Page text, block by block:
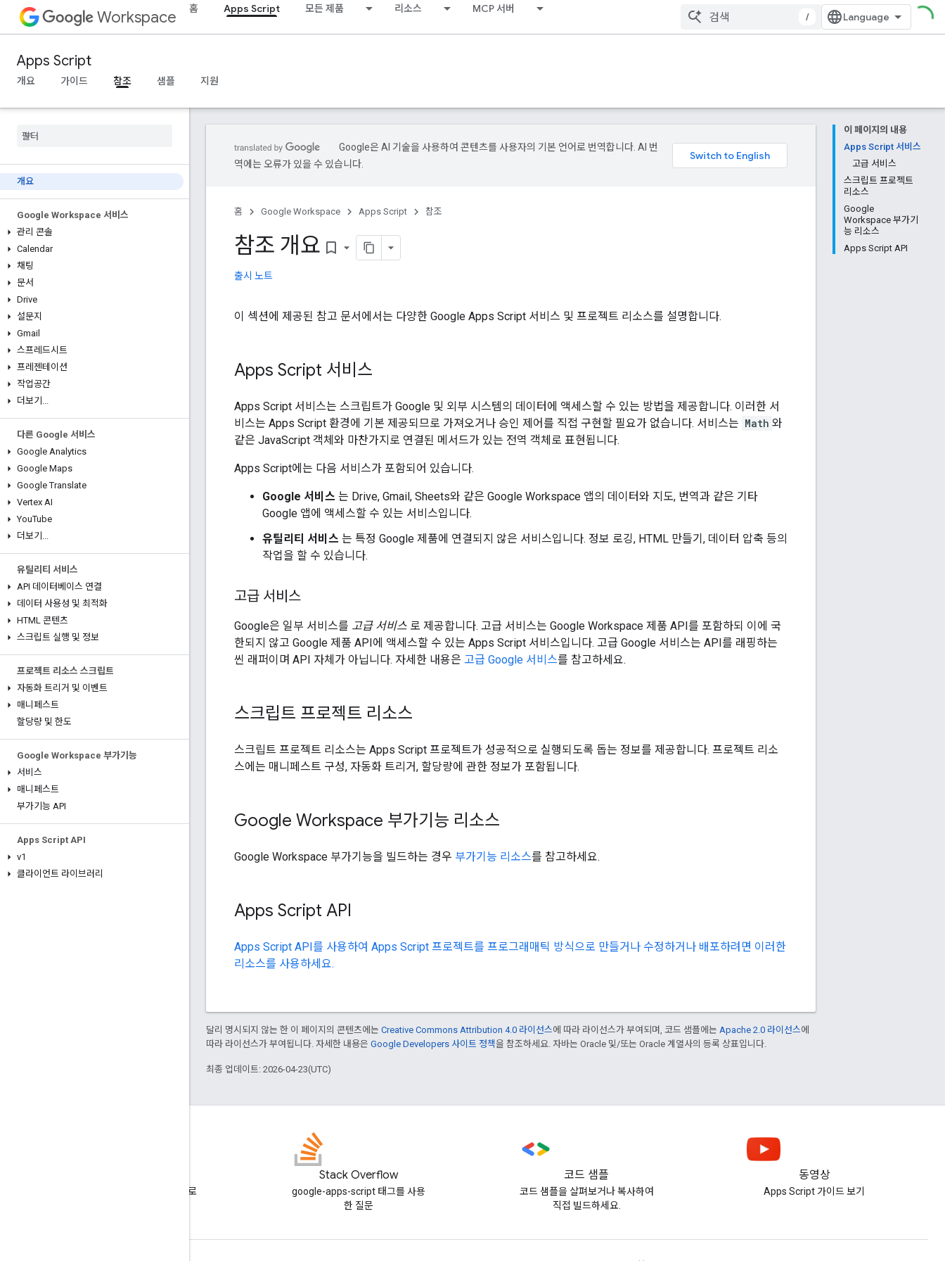
Workspace 홈 Apps Script 모든 제품 리소스 MCP 서버
/
Apps Script
개요 가이드 참조 샘플 지원
개요
Google Workspace 서비스
관리 콘솔
Calendar
채팅
문서
Drive
설문지
Gmail
스프레드시트
프레젠테이션
작업공간
더보기 ...
다른 Google 서비스
Google Analytics
Google Maps
Google Translate
Vertex AI
YouTube
더보기 ...
유틸리티 서비스
API 데이터베이스 연결
데이터 사용성 및 최적화
HTML 콘텐츠
스크립트 실행 및 정보
프로젝트 리소스 스크립트
자동화 트리거 및 이벤트
매니페스트
할당량 및 한도
Google Workspace 부가기능
서비스
매니페스트
부가기능 API
Apps Script API
v1
클라이언트 라이브러리
이 페이지의 내용
Apps Script 서비스
고급 서비스
스크립트 프로젝트
리소스
Google
Workspace 부가기
능 리소스
Apps Script API
Google은 AI 기술을 사용하여 콘텐츠를 사용자의 기본 언어로 번역합니다. AI 번
역에는 오류가 있을 수 있습니다.
홈 Google Workspace Apps Script 참조
참조 개요 bookmark_border
출시 노트
이 섹션에 제공된 참고 문서에서는 다양한 Google Apps Script 서비스 및 프로젝트 리소스를 설명합니다.
Apps Script 서비스
Apps Script 서비스는 스크립트가 Google 및 외부 시스템의 데이터에 액세스할 수 있는 방법을 제공합니다. 이러한 서
비스는 Apps Script 환경에 기본 제공되므로 가져오거나 승인 제어를 직접 구현할 필요가 없습니다. 서비스는 Math 와
같은 JavaScript 객체와 마찬가지로 연결된 메서드가 있는 전역 객체로 표현됩니다.
Apps Script에는 다음 서비스가 포함되어 있습니다.
Google 서비스 는 Drive, Gmail, Sheets와 같은 Google Workspace 앱의 데이터와 지도, 번역과 같은 기타
Google 앱에 액세스할 수 있는 서비스입니다.
유틸리티 서비스 는 특정 Google 제품에 연결되지 않은 서비스입니다. 정보 로깅, HTML 만들기, 데이터 압축 등의
작업을 할 수 있습니다.
고급 서비스
Google은 일부 서비스를 고급 서비스 로 제공합니다. 고급 서비스는 Google Workspace 제품 API를 포함하되 이에 국
한되지 않고 Google 제품 API에 액세스할 수 있는 Apps Script 서비스입니다. 고급 Google 서비스는 API를 래핑하는
씬 래퍼이며 API 자체가 아닙니다. 자세한 내용은 고급 Google 서비스를 참고하세요.
스크립트 프로젝트 리소스
스크립트 프로젝트 리소스는 Apps Script 프로젝트가 성공적으로 실행되도록 돕는 정보를 제공합니다. 프로젝트 리소
스에는 매니페스트 구성, 자동화 트리거, 할당량에 관한 정보가 포함됩니다.
Google Workspace 부가기능 리소스
Google Workspace 부가기능을 빌드하는 경우 부가기능 리소스를 참고하세요.
Apps Script API
Apps Script API를 사용하여 Apps Script 프로젝트를 프로그래매틱 방식으로 만들거나 수정하거나 배포하려면 이러한
리소스를 사용하세요.
달리 명시되지 않는 한 이 페이지의 콘텐츠에는 Creative Commons Attribution 4.0 라이선스에 따라 라이선스가 부여되며, 코드 샘플에는 Apache 2.0 라이선스에
따라 라이선스가 부여됩니다. 자세한 내용은 Google Developers 사이트 정책을 참조하세요. 자바는 Oracle 및/또는 Oracle 계열사의 등록 상표입니다.
최종 업데이트: 2026-04-23(UTC)
Google Workspace 개발자 블로
Stack Overflow
google-apps-script 태그를 사용
한 질문
코드 샘플
코드 샘플을 살펴보거나 복사하여
직접 빌드하세요.
동영상
Apps Script 가이드 보기